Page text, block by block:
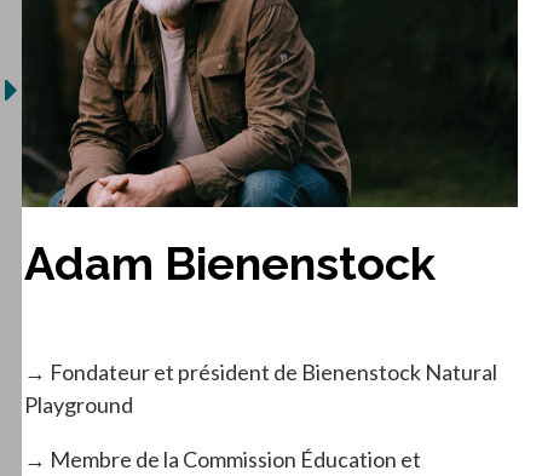
Adam Bienenstock
→ Fondateur et président de Bienenstock Natural
Playground
→ Membre de la Commission Éducation et